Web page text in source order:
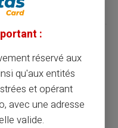
ligne : comment
:
réservé aux
qu'aux entités
et opérant
avec une adresse
valide.